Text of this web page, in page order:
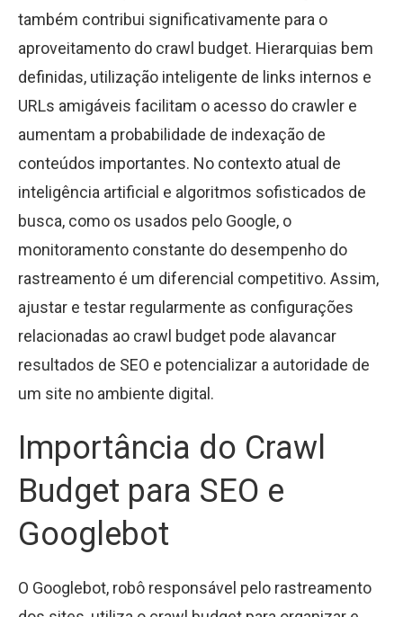
também contribui significativamente para o
aproveitamento do crawl budget. Hierarquias bem
definidas, utilização inteligente de links internos e
URLs amigáveis facilitam o acesso do crawler e
aumentam a probabilidade de indexação de
conteúdos importantes. No contexto atual de
inteligência artificial e algoritmos sofisticados de
busca, como os usados pelo Google, o
monitoramento constante do desempenho do
rastreamento é um diferencial competitivo. Assim,
ajustar e testar regularmente as configurações
relacionadas ao crawl budget pode alavancar
resultados de SEO e potencializar a autoridade de
um site no ambiente digital.
Importância do Crawl
Budget para SEO e
Googlebot
O Googlebot, robô responsável pelo rastreamento